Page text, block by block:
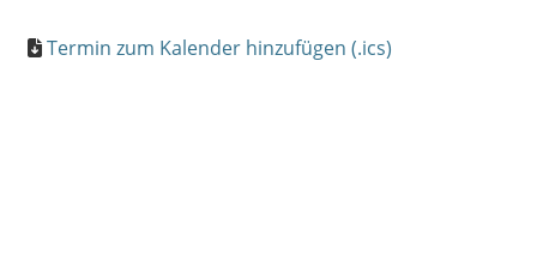
Termin zum Kalender hinzufügen (.ics)